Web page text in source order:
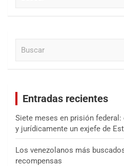
Entradas recientes
Siete meses en prisión
y jurídicamente un exjefe de
Los venezolanos más
recompensas